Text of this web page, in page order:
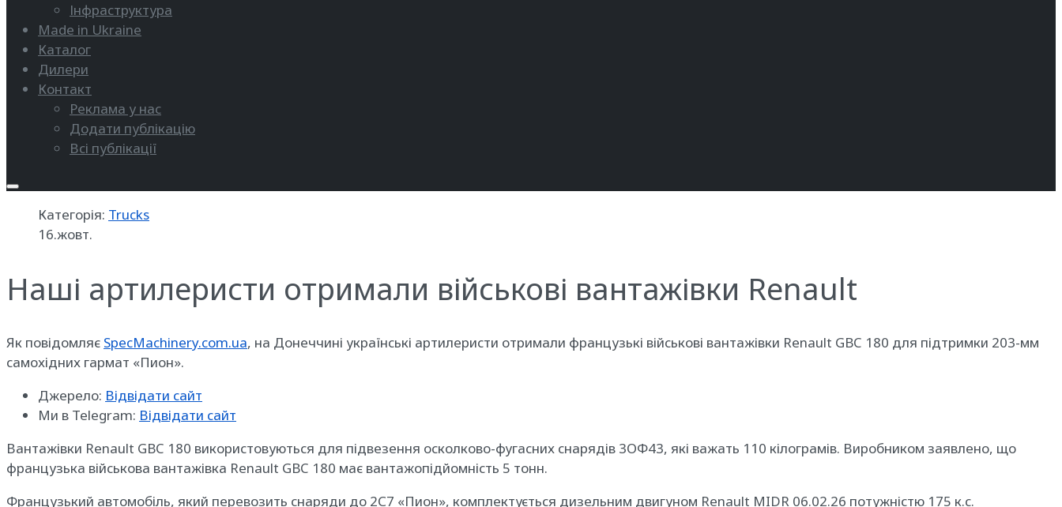
Інфраструктура
Made in Ukraine
Каталог
Дилери
Контакт
Реклама у нас
Додати публікацію
Всі публікації
Категорія: Trucks
16.жовт.
Наші артилеристи отримали військові вантажівки Renault
Як повідомляє SpecMachinery.com.ua, на Донеччині українські артилеристи отримали французькі військові вантажівки Renault GBC 180 для підтримки 203-мм
самохідних гармат «Пион».
Джерело: Відвідати сайт
Ми в Telegram: Відвідати сайт
Вантажівки Renault GBC 180 використовуються для підвезення осколково-фугасних снарядів 3ОФ43, які важать 110 кілограмів. Виробником заявлено, що
французька військова вантажівка Renault GBC 180 має вантажопідйомність 5 тонн.
Французький автомобіль, який перевозить снаряди до 2С7 «Пион», комплектується дизельним двигуном Renault MIDR 06.02.26 потужністю 175 к.с.